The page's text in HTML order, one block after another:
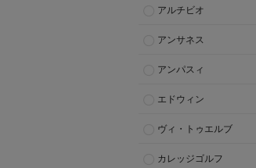
アルチビオ
アンサネス
アンパスィ
エドウィン
ヴィ・トゥエルブ
カレッジゴルフ